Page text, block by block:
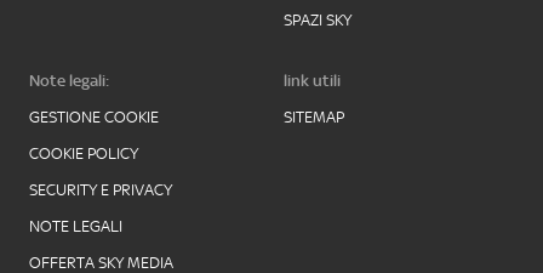
SPAZI SKY
Note legali:
GESTIONE COOKIE
COOKIE POLICY
SECURITY E PRIVACY
NOTE LEGALI
OFFERTA SKY MEDIA
link utili
SITEMAP